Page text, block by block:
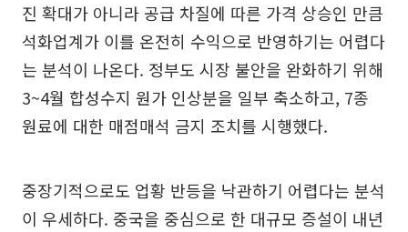
진 확대가 아니라 공급 차질에 따른 가격 상승인 만큼
석화업계가 이를 온전히 수익으로 반영하기는 어렵다
는 분석이 나온다. 정부도 시장 불안을 완화하기 위해
3~4월 합성수지 원가 인상분을 일부 축소하고, 7종
원료에 대한 매점매석 금지 조치를 시행했다.
중장기적으로도 업황 반등을 낙관하기 어렵다는 분석
이 우세하다. 중국을 중심으로 한 대규모 증설이 내년